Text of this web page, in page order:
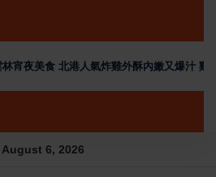
美食 北港人氣炸雞外酥內嫩又爆汁 雞排、小
August 6, 2026